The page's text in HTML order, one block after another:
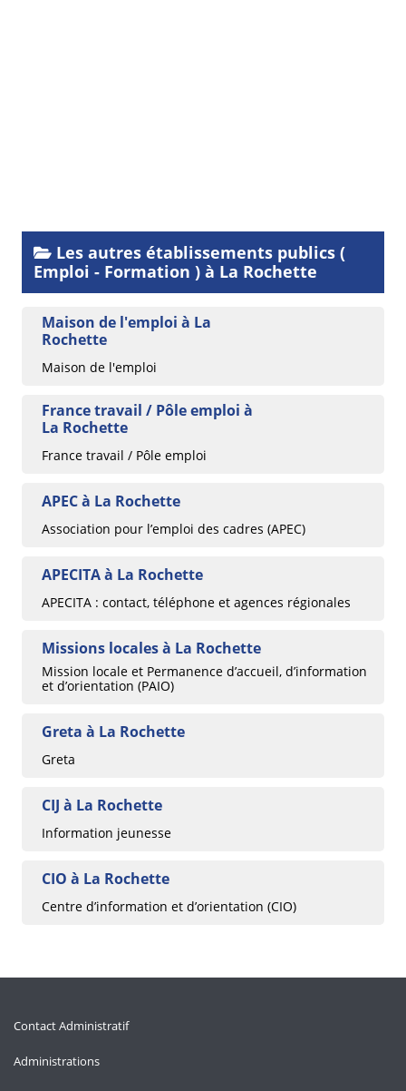
Les autres établissements publics (
Emploi - Formation ) à La Rochette
Maison de l'emploi à La
Rochette
Maison de l'emploi
France travail / Pôle emploi à
La Rochette
France travail / Pôle emploi
APEC à La Rochette
Association pour l’emploi des cadres (APEC)
APECITA à La Rochette
APECITA : contact, téléphone et agences régionales
Missions locales à La Rochette
Mission locale et Permanence d’accueil, d’information
et d’orientation (PAIO)
Greta à La Rochette
Greta
CIJ à La Rochette
Information jeunesse
CIO à La Rochette
Centre d’information et d’orientation (CIO)
Contact Administratif
Administrations